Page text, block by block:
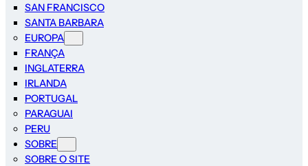
SAN FRANCISCO
SANTA BARBARA
EUROPA
FRANÇA
INGLATERRA
IRLANDA
PORTUGAL
PARAGUAI
PERU
SOBRE
SOBRE O SITE